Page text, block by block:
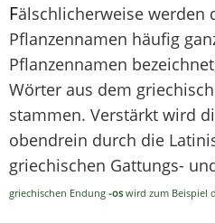
Fälschlicherweise werden
Pflanzennamen häufig
Pflanzennamen
Wörter aus dem
stammen. Verstärkt wird
obendrein durch die
griechischen Gattungs-
griechischen Endung -os wird zum Beispiel